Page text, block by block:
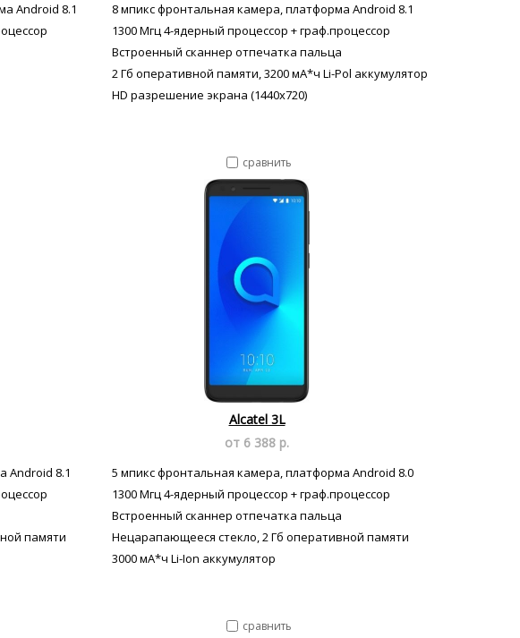
Android 8.1
8 мпикс фронтальная камера, платформа Android 8.1
1300 Мгц 4-ядерный процессор + граф.процессор
Встроенный сканнер отпечатка пальца
2 Гб оперативной памяти, 3200 мА*ч Li-Pol аккумулятор
HD разрешение экрана (1440x720)
Android 8.1
памяти
сравнить
Alcatel 3L
от 6 388 р.
5 мпикс фронтальная камера, платформа Android 8.0
1300 Мгц 4-ядерный процессор + граф.процессор
Встроенный сканнер отпечатка пальца
Нецарапающееся стекло, 2 Гб оперативной памяти
3000 мА*ч Li-Ion аккумулятор
сравнить